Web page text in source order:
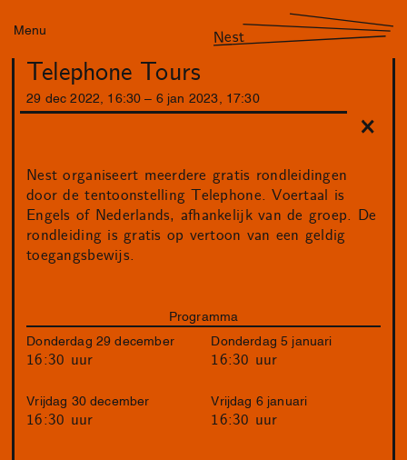
Menu Nest
Telephone Tours
29 dec 2022 16 :30 6 jan 2023 17 :30
Nest organiseert meerdere gratis rondleidingen
door de tentoonstelling Telephone. Voertaal is
Engels of Nederlands, afhankelijk van de groep. De
rondleiding is gratis op vertoon van een geldig
toegangsbewijs.
Programma
Donderdag 29 december
16:30 uur
Vrijdag 30 december
16:30 uur
Donderdag 5 januari
16:30 uur
Vrijdag 6 januari
16:30 uur